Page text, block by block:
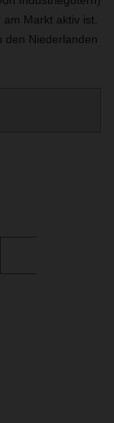
Markt aktiv ist.
den Niederlanden